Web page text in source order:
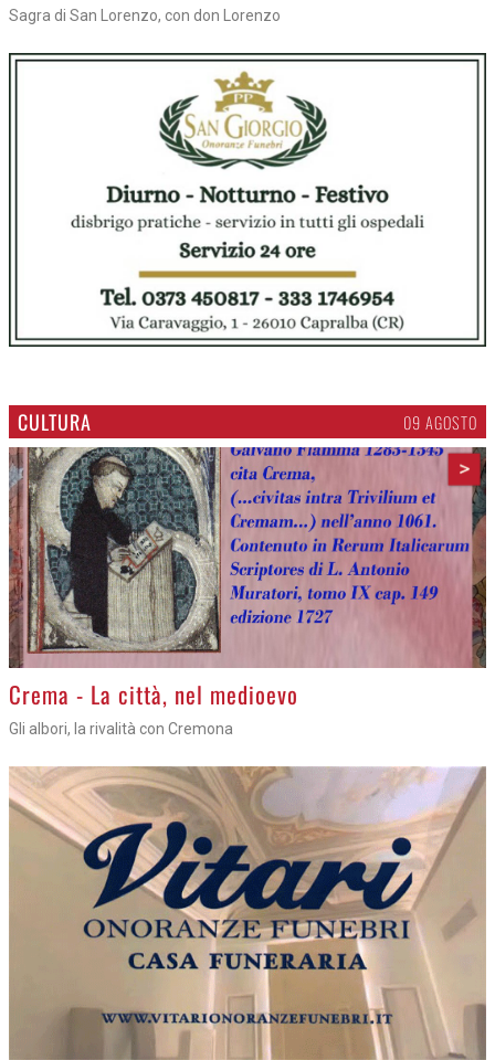
Sagra di San Lorenzo, con don Lorenzo
CULTURA 09 AGOSTO
>
Crema - La città, nel medioevo
Gli albori, la rivalità con Cremona